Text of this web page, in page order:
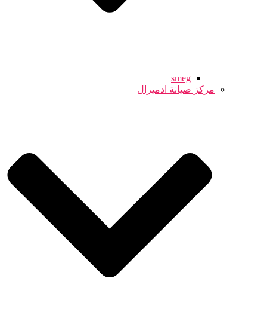
smeg
مركز صيانة ادميرال